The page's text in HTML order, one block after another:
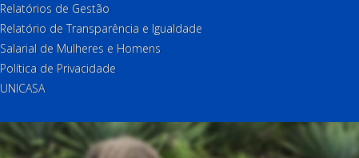
Relatórios de Gestão
Relatório de Transparência e Igualdade
Salarial de Mulheres e Homens
Política de Privacidade
UNICASA